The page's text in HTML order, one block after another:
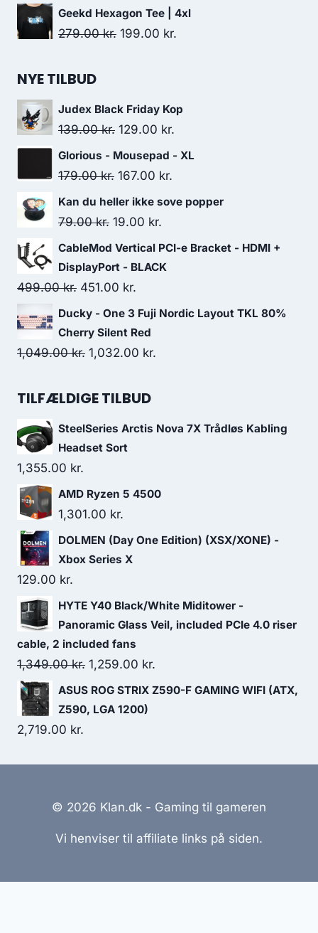
228.00 kr..
price
was:
price
Geekd Hexagon Tee | 4xl
279.00kr. Original
199.00 kr.
NYE TILBUD
Judex Black Friday Kop
139.00kr. Original
price
was:
129.00 kr.
price
Glorious - Mousepad - XL
179.00kr. Original
price
was:
167.00 kr.
price
Kan du heller ikke sove popper
79.00kr. Original
price
was:
79.00 kr..
19.00 kr.
price
is:
CableMod Vertical PCI-e Bracket - HDMI +
DisplayPort - BLACK
499.00kr. Original
price
was:
499.00 kr..
451.00 kr.
price
is:
451.00 kr..
Ducky - One 3 Fuji Nordic Layout TKL 80%
Cherry Silent Red
1,049.00kr. Original
was:
1,032.00 kr.
TILFÆLDIGE TILBUD
SteelSeries Arctis Nova 7X Trådløs Kabling
Headset Sort
1,355.00 kr.
AMD Ryzen 5 4500
1,301.00 kr.
DOLMEN (Day One Edition) (XSX/XONE) -
Xbox Series X
129.00 kr.
HYTE Y40 Black/White Miditower -
Panoramic Glass Veil, included PCIe 4.0 riser
cable, 2 included fans
1,349.00kr. Original
price
was:
1,259.00 kr.
price
ASUS ROG STRIX Z590-F GAMING WIFI (ATX,
Z590, LGA 1200)
2,719.00 kr.
© 2026 Klan.dk - Gaming til gameren
Vi henviser til affiliate links på siden.